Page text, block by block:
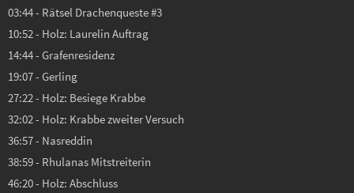
03:44 - Rätsel Drachenqueste #3
10:52 - Holz: Laurelin Auftrag
14:44 - Grafenresidenz
19:07 - Gerling
27:22 - Holz: Besiege Krabbe
32:02 - Holz: Krabbe zweiter Versuch
36:57 - Nasreddin
38:59 - Rhulanas Mitstreiterin
46:20 - Holz: Abschluss